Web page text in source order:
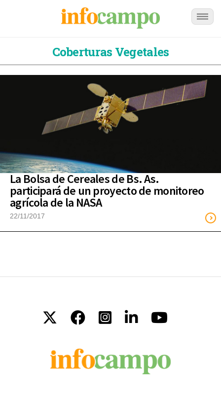
Coberturas Vegetales
La Bolsa de Cereales de Bs. As.
participará de un proyecto de monitoreo
agrícola de la NASA
22/11/2017